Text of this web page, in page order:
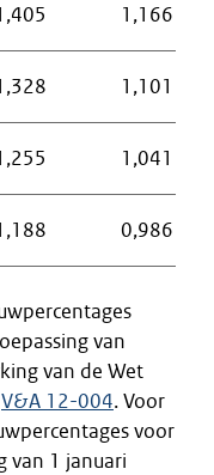
1,166
1,101
1,041
0,986
van
van de Wet
V&A 12-004. Voor
voor
van 1 januari